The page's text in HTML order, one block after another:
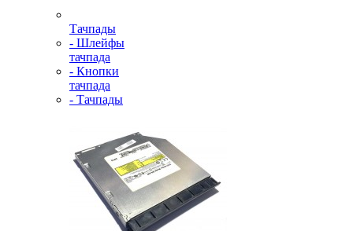
Тачпады
- Шлейфы
тачпада
- Кнопки
тачпада
- Тачпады